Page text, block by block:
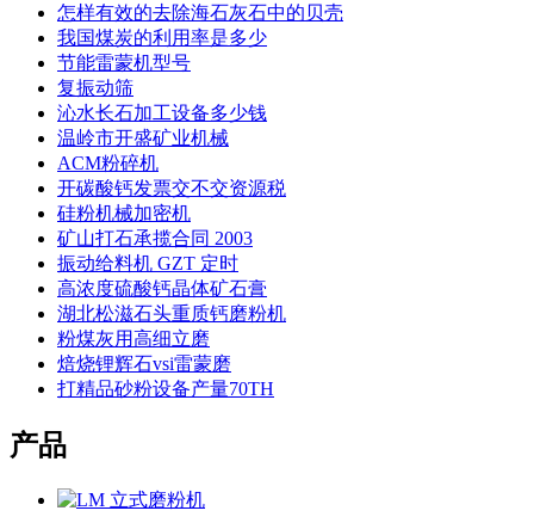
怎样有效的去除海石灰石中的贝壳
我国煤炭的利用率是多少
节能雷蒙机型号
复振动筛
沁水长石加工设备多少钱
温岭市开盛矿业机械
ACM粉碎机
开碳酸钙发票交不交资源税
硅粉机械加密机
矿山打石承揽合同 2003
振动给料机 GZT 定时
高浓度硫酸钙晶体矿石膏
湖北松滋石头重质钙磨粉机
粉煤灰用高细立磨
焙烧锂辉石vsi雷蒙磨
打精品砂粉设备产量70TH
产品